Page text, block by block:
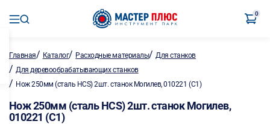
0
Главная/ Каталог/ Расходные материалы/Для станков
/ Для деревообрабатывающих станков
/ Нож 250мм (сталь HCS) 2шт. станок Могилев, 010221 (С1)
Нож 250мм (сталь HCS) 2шт. станок Могилев,
010221 (С1)